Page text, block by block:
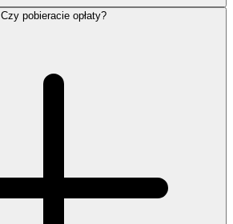
Czy pobieracie opłaty?